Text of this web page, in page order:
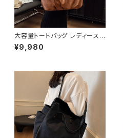
大容量トートバッグ レディース 2
WAY ショルダーバッグ PUレザ
ー A4対応 通勤バッグ 通学バッ
ウン ブラウン ワンサイズ K-B0
¥9,980